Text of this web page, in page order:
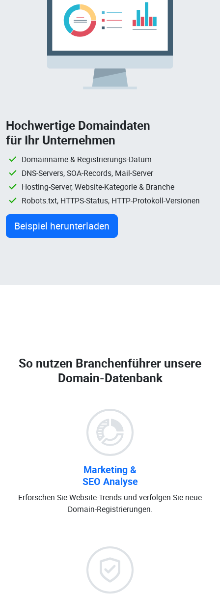
Hochwertige Domaindaten
für Ihr Unternehmen
Domainname & Registrierungs-Datum
DNS-Servers, SOA-Records, Mail-Server
Hosting-Server, Website-Kategorie & Branche
Robots.txt, HTTPS-Status, HTTP-Protokoll-Versionen
Beispiel herunterladen
So nutzen Branchenführer unsere
Domain-Datenbank
Marketing &
SEO Analyse
Erforschen Sie Website-Trends und verfolgen Sie neue
Domain-Registrierungen.